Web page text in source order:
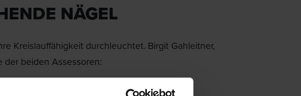
NÄGEL
Kreislauffähigkeit durchleuchtet. Birgit Gahleitner,
der beiden Assessoren: